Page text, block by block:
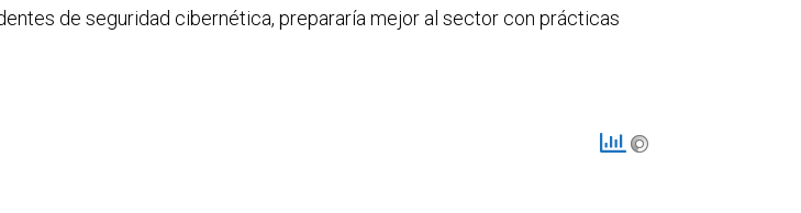
de seguridad cibernética, prepararía mejor al sector con prácticas